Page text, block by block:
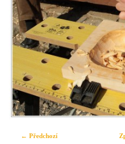
← Předchozí